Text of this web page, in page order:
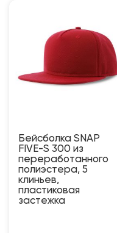
Бейсболка SNAP
FIVE-S 300 из
переработанного
полиэстера, 5
клиньев,
пластиковая
застежка